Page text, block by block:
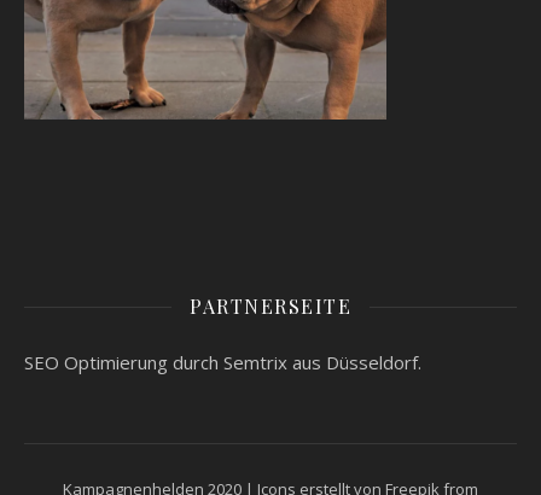
PARTNERSEITE
SEO Optimierung durch Semtrix aus Düsseldorf.
Kampagnenhelden 2020 | Icons erstellt von Freepikfrom